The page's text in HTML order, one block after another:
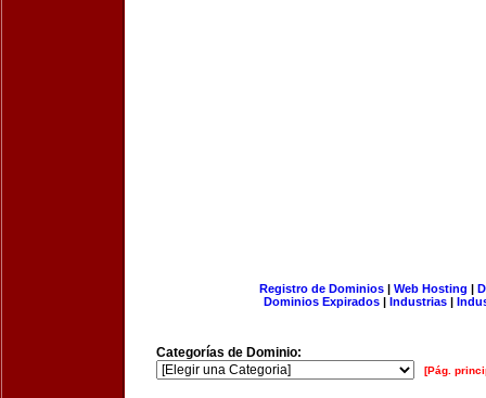
Registro de Dominios| Web Hosting |
Dominios Expirados | Industrias |
Categorías de Dominio:
[Pág.